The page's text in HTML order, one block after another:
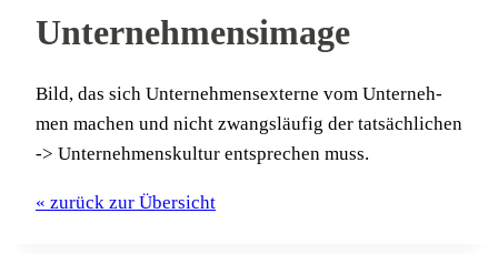
Unternehmensimage
Bild, das sich Unter­neh­mens­exter­ne vom Unter­neh­
men machen und nicht zwangs­läu­fig der tat­säch­li­chen
-> Unter­neh­mens­kul­tur ent­spre­chen muss.
« zurück zur Übersicht